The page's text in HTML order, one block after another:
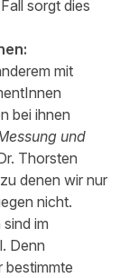
sorgt dies
mit
bei ihnen
und
Thorsten
denen wir nur
nicht.
im
Denn
bestimmte